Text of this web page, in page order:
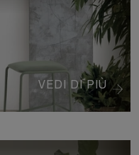
VEDI DI PIÙ